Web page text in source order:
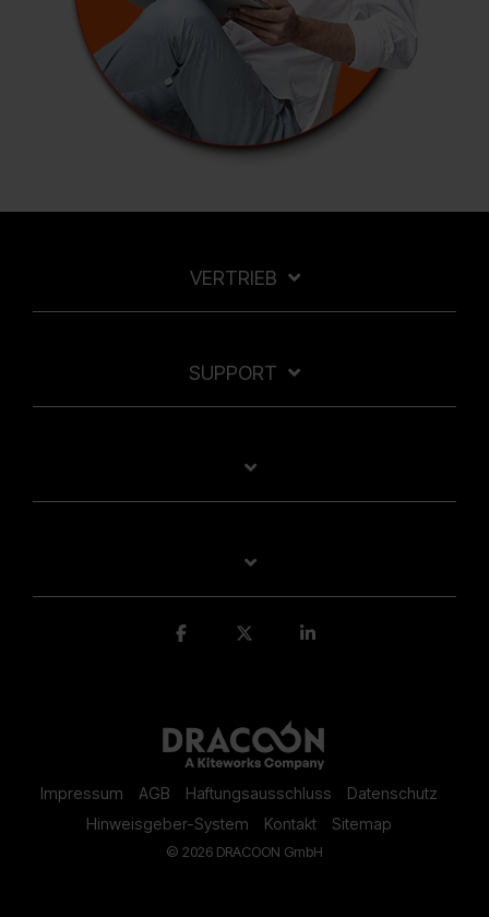
VERTRIEB
SUPPORT
Impressum AGB Haftungsausschluss
Datenschutz
Hinweisgeber-System
Kontakt Sitemap
© 2026 DRACOON GmbH